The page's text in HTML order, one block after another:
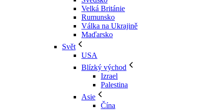
Velká Británie
Rumunsko
Válka na Ukrajině
Maďarsko
Svět
USA
Blízký východ
Izrael
Palestina
Asie
Čína